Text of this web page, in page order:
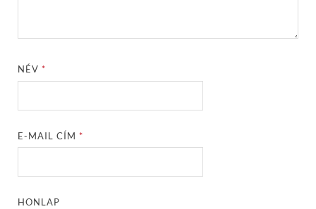
NÉV*
E-MAIL CÍM*
HONLAP